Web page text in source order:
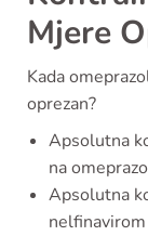
Mjere
Kada
oprezan?
Apsolutna
na
Apsolutna